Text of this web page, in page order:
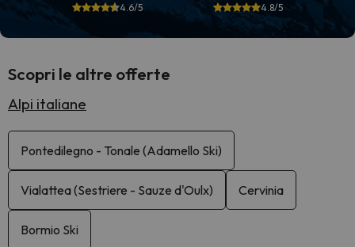
4.6/5 4.8/5
Scopri le altre offerte
Alpi italiane
Pontedilegno - Tonale (Adamello Ski)
Vialattea (Sestriere - Sauze d'Oulx) Cervinia
Bormio Ski